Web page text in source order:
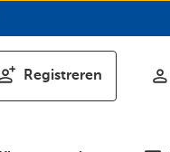
Registreren